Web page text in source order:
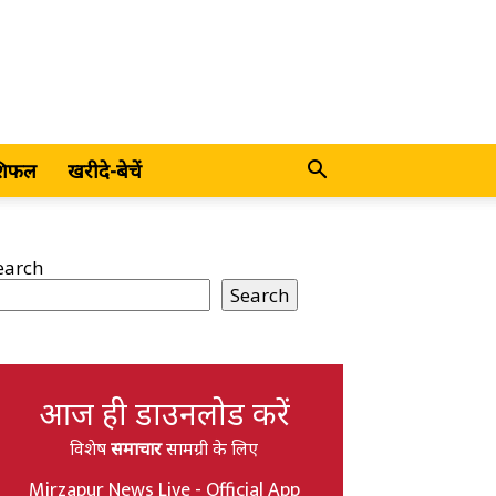
खरीदे-बेचें
Search
आज ही डाउनलोड करें
विशेषसमाचारसामग्री के लिए